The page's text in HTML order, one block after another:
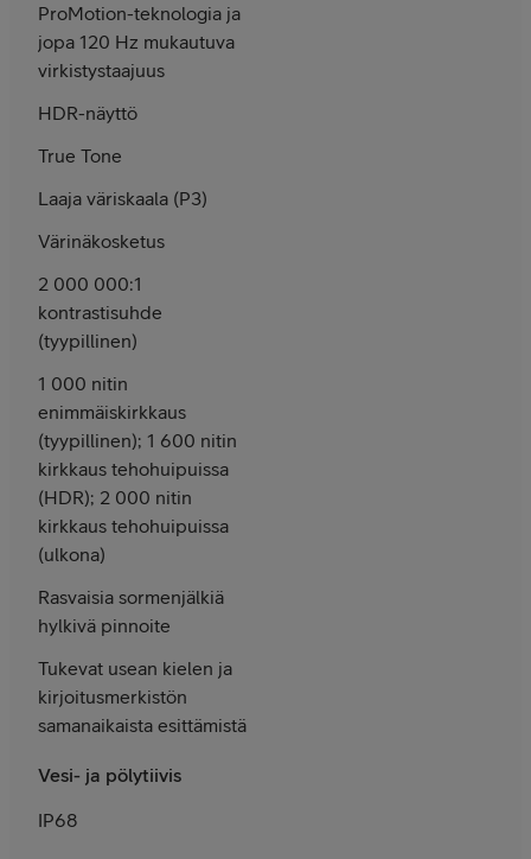
ProMotion-tekno­logia ja
jopa 120 Hz mukautuva
virkistys­taajuus
HDR-näyttö
True Tone
Laaja väri­skaala (P3)
Värinä­kosketus
2 000 000:1
kontrasti­suhde
(tyypillinen)
1 000 nitin
enimmäis­­kirkkaus
(tyypillinen); 1 600 nitin
kirkkaus teho­huipuissa
(HDR); 2 000 nitin
kirkkaus teho­huipuissa
(ulkona)
Rasvaisia sormen­­jälkiä
hylkivä pinnoite
Tukevat usean kielen ja
kirjoitus­merkistön
saman­aikaista esittämistä
Vesi- ja pölytiivis
IP68